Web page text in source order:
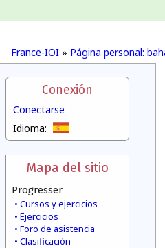
France-IOI » Página personal:
Conexión
Conectarse
Idioma:
Mapa del sitio
Progresser
Cursos y ejercicios
Ejercicios
Foro de asistencia
Clasificación